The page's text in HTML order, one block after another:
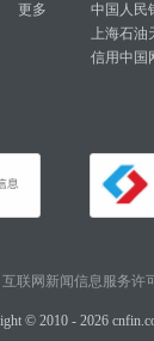
更多 中国人民
上海石油
信用中国
互联网新闻信息服务许
© 2010 - 2026